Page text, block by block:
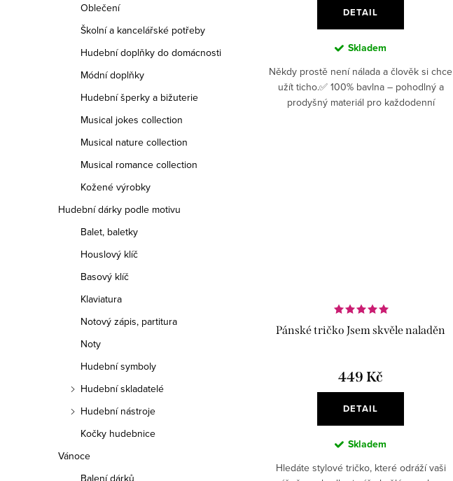
Oblečení
Školní a kancelářské potřeby
Hudební doplňky do domácnosti
Módní doplňky
Hudební šperky a bižuterie
Musical jokes collection
Musical nature collection
Musical romance collection
Kožené výrobky
Hudební dárky podle motivu
Balet, baletky
Houslový klíč
Basový klíč
Klaviatura
Notový zápis, partitura
Noty
Hudební symboly
Hudební skladatelé
Hudební nástroje
Kočky hudebnice
Vánoce
Balení dárků
DETAIL
Skladem
Někdy prostě není nálada a člověk si chce
užít ticho.✅ 100% bavlna – pohodlný a
prodyšný materiál pro každodenní
Pánské tričko Jsem skvěle naladěn
449 Kč
DETAIL
Skladem
Hledáte stylové tričko, které odráží vaši